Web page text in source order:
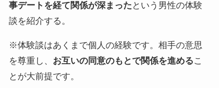
事デートを経て関係が深まった という男性の体験
談を紹介する。
※体験談はあくまで個人の経験です。相手の意思
を尊重し、 お互いの同意のもとで関係を進めるこ
とが大前提です。